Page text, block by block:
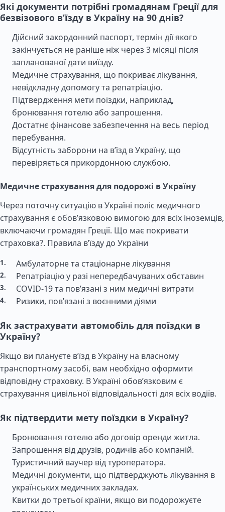
Які документи потрібні громадянам Греції для
безвізового в’їзду в Україну на 90 днів?
Дійсний закордонний паспорт, термін дії якого
закінчується не раніше ніж через 3 місяці після
запланованої дати виїзду.
Медичне страхування, що покриває лікування,
невідкладну допомогу та репатріацію.
Підтвердження мети поїздки, наприклад,
бронювання готелю або запрошення.
Достатнє фінансове забезпечення на весь період
перебування.
Відсутність заборони на в’їзд в Україну, що
перевіряється прикордонною службою.
Медичне страхування для подорожі в Україну
Через поточну ситуацію в Україні поліс медичного
страхування є обов’язковою вимогою для всіх іноземців,
включаючи громадян Греції. Що має покривати
страховка?. Правила в’їзду до України
Амбулаторне та стаціонарне лікування
Репатріацію у разі непередбачуваних обставин
COVID-19 та пов’язані з ним медичні витрати
Ризики, пов’язані з воєнними діями
Як застрахувати автомобіль для поїздки в
Україну?
Якщо ви плануєте в’їзд в Україну на власному
транспортному засобі, вам необхідно оформити
відповідну страховку. В Україні обов’язковим є
страхування цивільної відповідальності для всіх водіїв.
Як підтвердити мету поїздки в Україну?
Бронювання готелю або договір оренди житла.
Запрошення від друзів, родичів або компаній.
Туристичний ваучер від туроператора.
Медичні документи, що підтверджують лікування в
українських медичних закладах.
Квитки до третьої країни, якщо ви подорожуєте